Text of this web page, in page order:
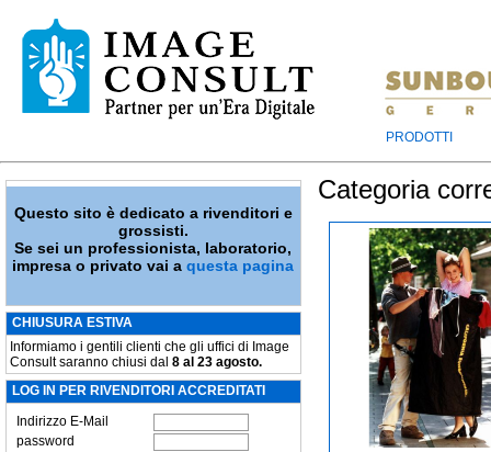
PRODOTTI
Questo sito è dedicato a rivenditori e
grossisti.
Se sei un professionista, laboratorio,
impresa o privato vai aquesta pagina
CHIUSURA ESTIVA
Informiamo i gentili clienti che gli uffici di Image
Consult saranno chiusi dal 8 al 23 agosto.
LOG IN PER RIVENDITORI ACCREDITATI
Indirizzo E-Mail
password
Categoria